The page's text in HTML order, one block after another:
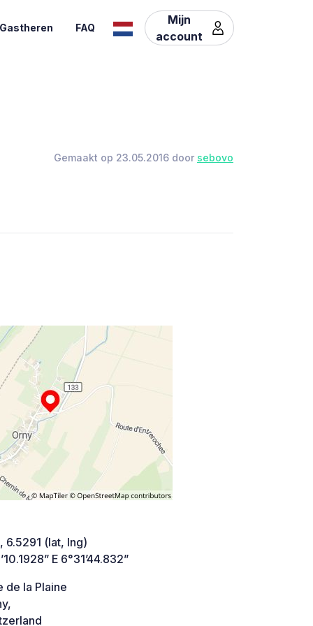
FAQ
Mijn
account
Gemaakt op 23.05.2016 door sebovo
6.5291 (lat, lng)
E 6°31’44.832”
de la Plaine